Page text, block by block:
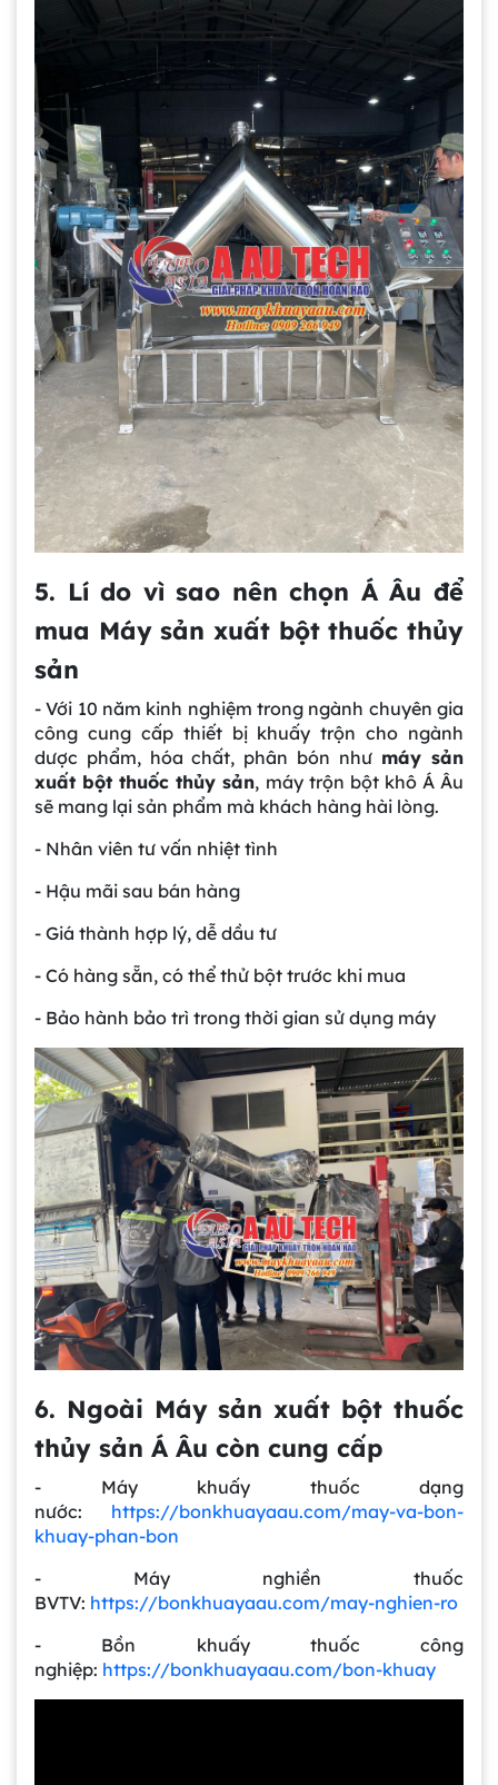
5. Lí do vì sao nên chọn Á Âu để
mua Máy sản xuất bột thuốc thủy
sản
- Với 10 năm kinh nghiệm trong ngành chuyên gia
công cung cấp thiết bị khuấy trộn cho ngành
dược phẩm, hóa chất, phân bón nhưmáy sản
xuất bột thuốc thủy sản, máy trộn bột khô Á Âu
sẽ mang lại sản phẩm mà khách hàng hài lòng.
- Nhân viên tư vấn nhiệt tình
- Hậu mãi sau bán hàng
- Giá thành hợp lý, dễ dầu tư
- Có hàng sẵn, có thể thử bột trước khi mua
- Bảo hành bảo trì trong thời gian sử dụng máy
6. Ngoài Máy sản xuất bột thuốc
thủy sản Á Âu còn cung cấp
- Máy khuấy thuốc dạng
nước: https://bonkhuayaau.com/may-va-bon-
khuay-phan-bon
- Máy nghiền thuốc
BVTV: https://bonkhuayaau.com/may-nghien-ro
- Bồn khuấy thuốc công
nghiệp: https://bonkhuayaau.com/bon-khuay